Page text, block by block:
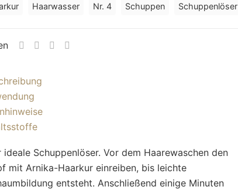
Haarwasser Nr. 4 Schuppen Schuppenlöser
ideale Schuppenlöser. Vor dem Haarewaschen den
mit Arnika-Haarkur einreiben, bis leichte
entsteht. Anschließend einige Minuten